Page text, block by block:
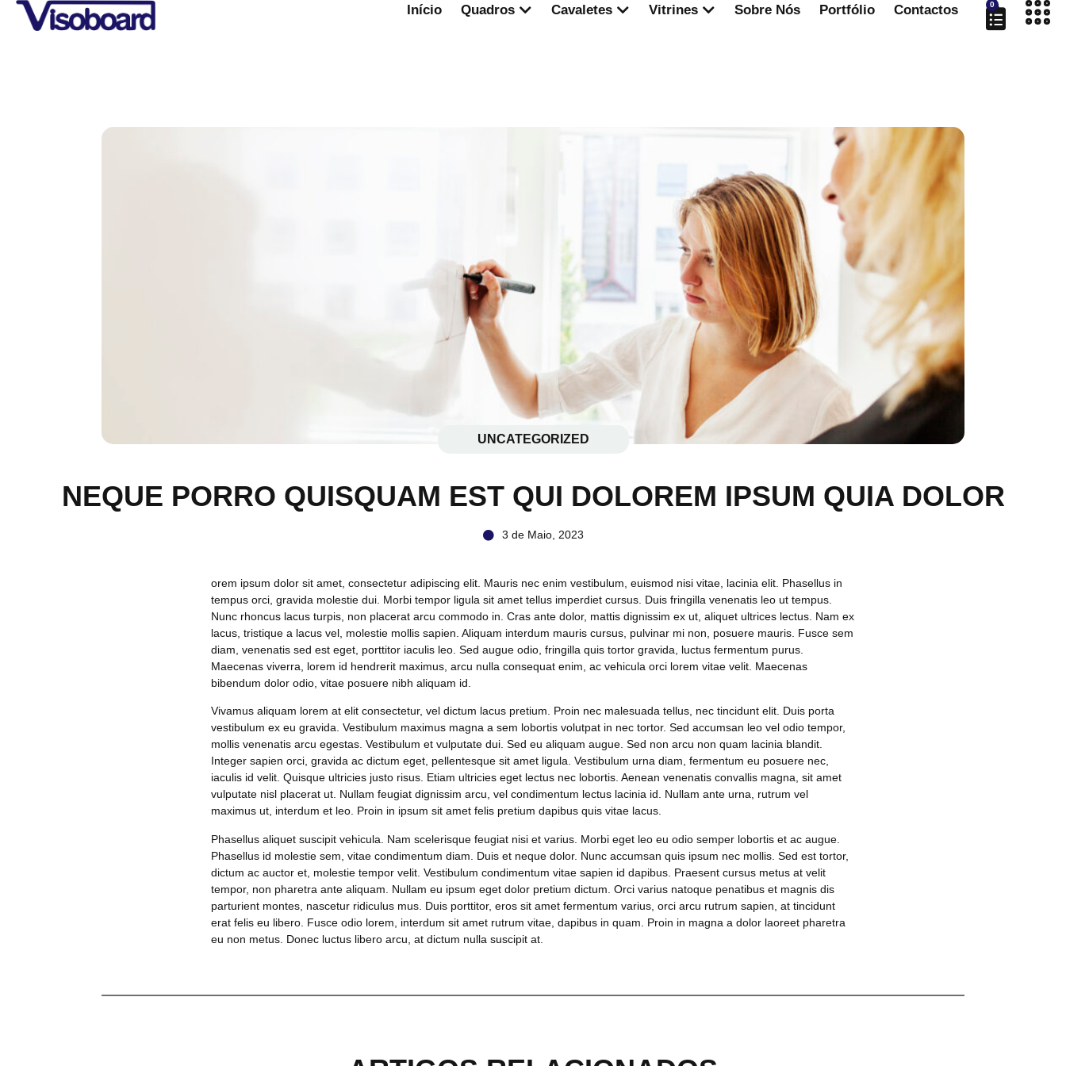
Início Quadros Cavaletes Vitrines Sobre Nós Portfólio Contactos 0
UNCATEGORIZED
NEQUE PORRO QUISQUAM EST QUI DOLOREM IPSUM QUIA DOLOR
3 de Maio, 2023
orem ipsum dolor sit amet, consectetur adipiscing elit. Mauris nec enim vestibulum, euismod nisi vitae, lacinia elit. Phasellus in
tempus orci, gravida molestie dui. Morbi tempor ligula sit amet tellus imperdiet cursus. Duis fringilla venenatis leo ut tempus.
Nunc rhoncus lacus turpis, non placerat arcu commodo in. Cras ante dolor, mattis dignissim ex ut, aliquet ultrices lectus. Nam ex
lacus, tristique a lacus vel, molestie mollis sapien. Aliquam interdum mauris cursus, pulvinar mi non, posuere mauris. Fusce sem
diam, venenatis sed est eget, porttitor iaculis leo. Sed augue odio, fringilla quis tortor gravida, luctus fermentum purus.
Maecenas viverra, lorem id hendrerit maximus, arcu nulla consequat enim, ac vehicula orci lorem vitae velit. Maecenas
bibendum dolor odio, vitae posuere nibh aliquam id.
Vivamus aliquam lorem at elit consectetur, vel dictum lacus pretium. Proin nec malesuada tellus, nec tincidunt elit. Duis porta
vestibulum ex eu gravida. Vestibulum maximus magna a sem lobortis volutpat in nec tortor. Sed accumsan leo vel odio tempor,
mollis venenatis arcu egestas. Vestibulum et vulputate dui. Sed eu aliquam augue. Sed non arcu non quam lacinia blandit.
Integer sapien orci, gravida ac dictum eget, pellentesque sit amet ligula. Vestibulum urna diam, fermentum eu posuere nec,
iaculis id velit. Quisque ultricies justo risus. Etiam ultricies eget lectus nec lobortis. Aenean venenatis convallis magna, sit amet
vulputate nisl placerat ut. Nullam feugiat dignissim arcu, vel condimentum lectus lacinia id. Nullam ante urna, rutrum vel
maximus ut, interdum et leo. Proin in ipsum sit amet felis pretium dapibus quis vitae lacus.
Phasellus aliquet suscipit vehicula. Nam scelerisque feugiat nisi et varius. Morbi eget leo eu odio semper lobortis et ac augue.
Phasellus id molestie sem, vitae condimentum diam. Duis et neque dolor. Nunc accumsan quis ipsum nec mollis. Sed est tortor,
dictum ac auctor et, molestie tempor velit. Vestibulum condimentum vitae sapien id dapibus. Praesent cursus metus at velit
tempor, non pharetra ante aliquam. Nullam eu ipsum eget dolor pretium dictum. Orci varius natoque penatibus et magnis dis
parturient montes, nascetur ridiculus mus. Duis porttitor, eros sit amet fermentum varius, orci arcu rutrum sapien, at tincidunt
erat felis eu libero. Fusce odio lorem, interdum sit amet rutrum vitae, dapibus in quam. Proin in magna a dolor laoreet pharetra
eu non metus. Donec luctus libero arcu, at dictum nulla suscipit at.